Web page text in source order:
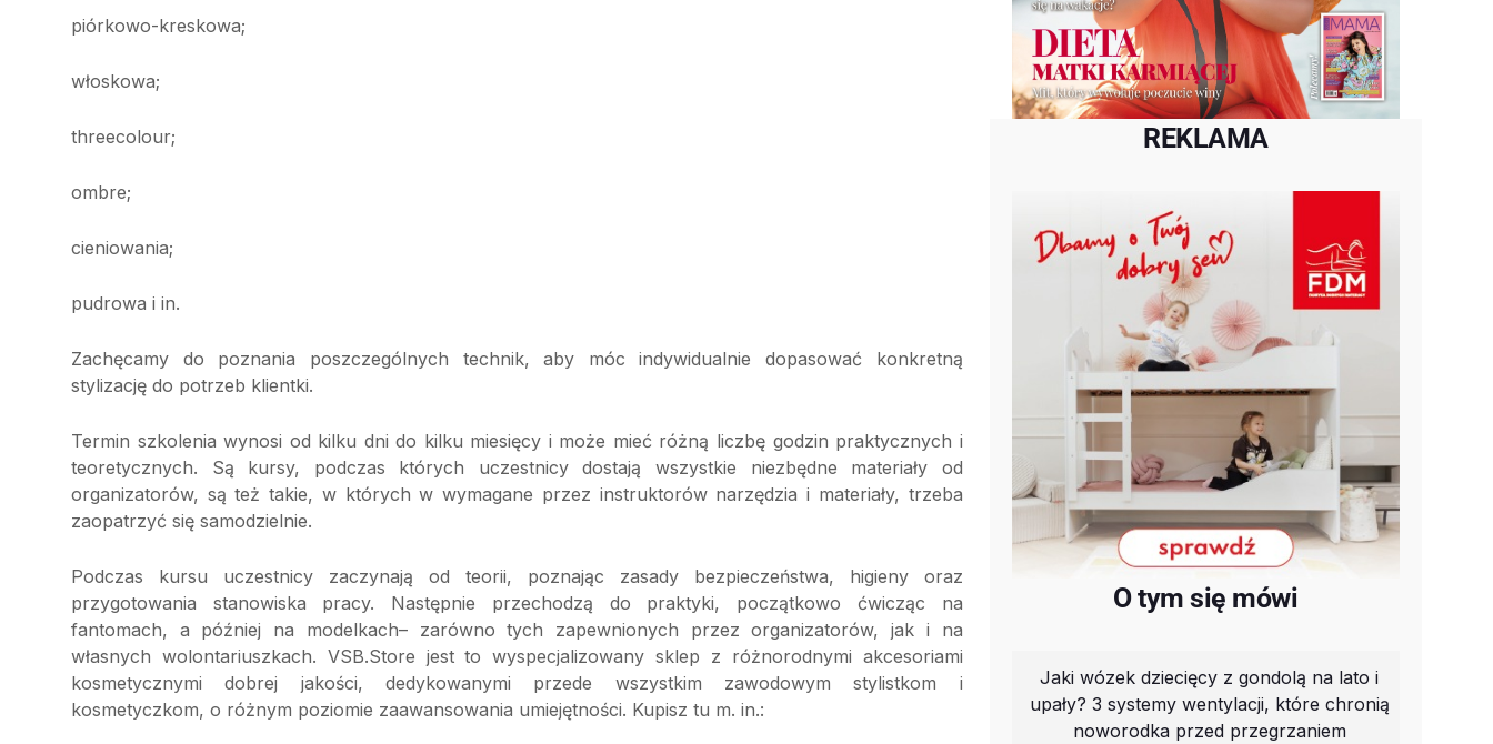
piórkowo-kreskowa;
włoskowa;
threecolour;
ombre;
cieniowania;
pudrowa i in.
Zachęcamy do poznania poszczególnych technik, aby móc indywidualnie dopasować konkretną
stylizację do potrzeb klientki.
Termin szkolenia wynosi od kilku dni do kilku miesięcy i może mieć różną liczbę godzin praktycznych i
teoretycznych. Są kursy, podczas których uczestnicy dostają wszystkie niezbędne materiały od
organizatorów, są też takie, w których w wymagane przez instruktorów narzędzia i materiały, trzeba
zaopatrzyć się samodzielnie.
Podczas kursu uczestnicy zaczynają od teorii, poznając zasady bezpieczeństwa, higieny oraz
przygotowania stanowiska pracy. Następnie przechodzą do praktyki, początkowo ćwicząc na
fantomach, a później na modelkach– zarówno tych zapewnionych przez organizatorów, jak i na
własnych wolontariuszkach. VSB.Store jest to wyspecjalizowany sklep z różnorodnymi akcesoriami
kosmetycznymi dobrej jakości, dedykowanymi przede wszystkim zawodowym stylistkom i
kosmetyczkom, o różnym poziomie zaawansowania umiejętności. Kupisz tu m. in.:
REKLAMA
O tym się mówi
Jaki wózek dziecięcy z gondolą na lato i
upały? 3 systemy wentylacji, które chronią
noworodka przed przegrzaniem